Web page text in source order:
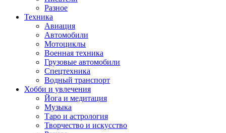
Разное
Техника
Авиация
Автомобили
Мотоциклы
Военная техника
Грузовые автомобили
Спецтехника
Водный транспорт
Хобби и увлечения
Йога и медитация
Музыка
Таро и астрология
Творчество и искусство